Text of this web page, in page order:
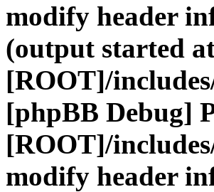
modify header
(output started
[ROOT]/
[phpBB Debug]
[ROOT]/
modify header